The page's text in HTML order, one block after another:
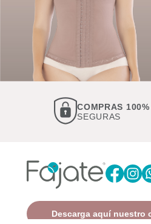
COMPRAS
SEGURAS
Descarga aquí nuestro